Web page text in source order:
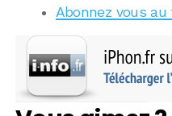
Abonnez vous au